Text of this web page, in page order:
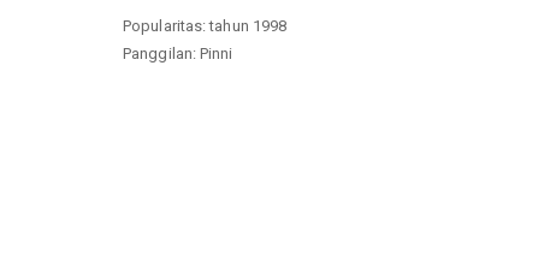
Popularitas: tahun 1998
Panggilan: Pinni